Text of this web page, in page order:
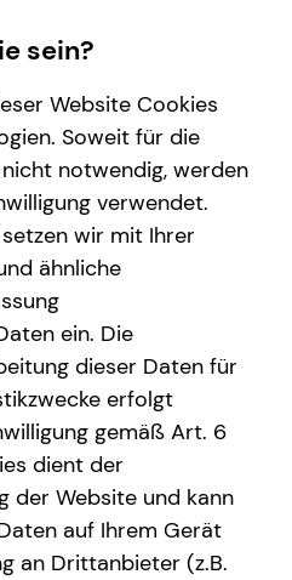
sein?
Website Cookies
Soweit für die
notwendig, werden
verwendet.
wir mit Ihrer
ähnliche
ein. Die
dieser Daten für
erfolgt
gemäß Art. 6
dient der
der Website und kann
auf Ihrem Gerät
an Drittanbieter (z.B.